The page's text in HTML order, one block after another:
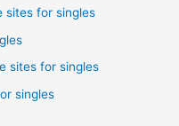
sites for singles
sites for singles
singles